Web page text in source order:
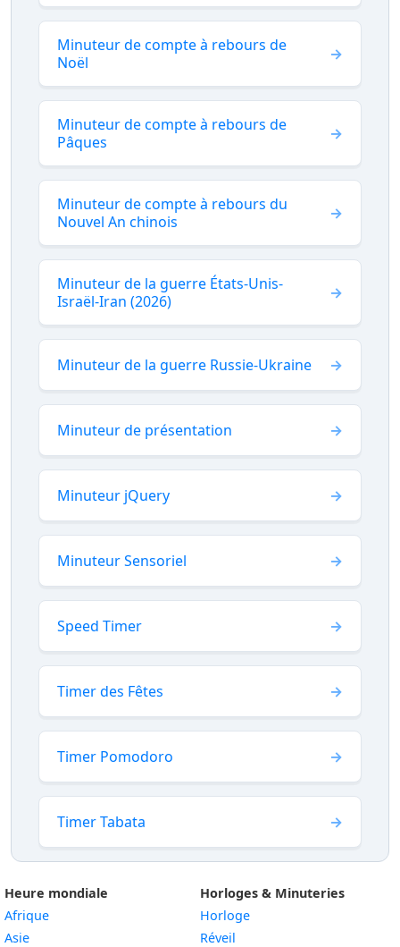
Minuteur de compte à rebours de
Noël
Minuteur de compte à rebours de
Pâques
Minuteur de compte à rebours du
Nouvel An chinois
Minuteur de la guerre États-Unis-
Israël-Iran (2026)
Minuteur de la guerre Russie-Ukraine
Minuteur de présentation
Minuteur jQuery
Minuteur Sensoriel
Speed Timer
Timer des Fêtes
Timer Pomodoro
Timer Tabata
Heure mondiale
Afrique
Asie
Horloges & Minuteries
Horloge
Réveil